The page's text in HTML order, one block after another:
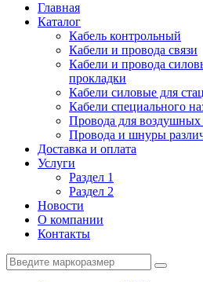
Главная
Каталог
Кабель контрольный
Кабели и провода связи
Кабели и провода
прокладки
Кабели силовые для
Кабели специального
Провода для воздушных
Провода и шнуры
Доставка и оплата
Услуги
Раздел 1
Раздел 2
Новости
О компании
Контакты